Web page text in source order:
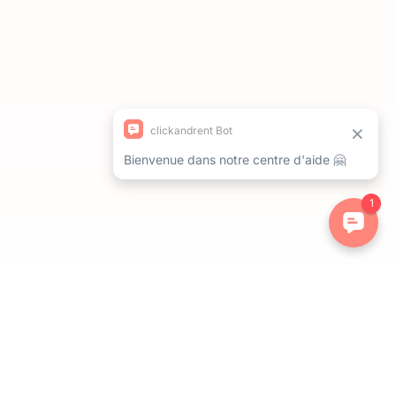
Personnalisez vos préférences pour contrôler la manière dont